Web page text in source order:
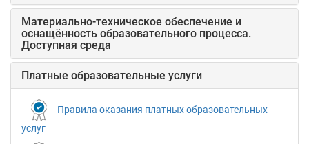
Материально-техническое обеспечение и
оснащённость образовательного процесса.
Доступная среда
Платные образовательные услуги
Правила оказания платных образовательных
услуг